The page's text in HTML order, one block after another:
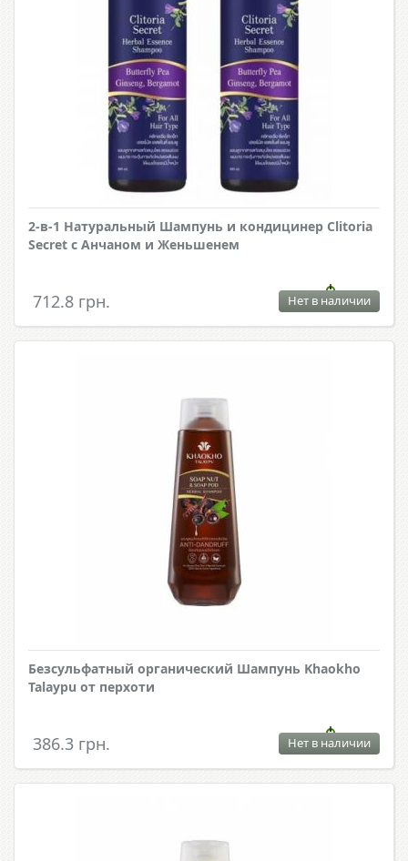
2-в-1 Натуральный Шампунь и кондицинер Clitoria
Secret с Анчаном и Женьшенем
712.8 грн. Нет в наличии
Безсульфатный органический Шампунь Khaokho
Talaypu от перхоти
386.3 грн. Нет в наличии